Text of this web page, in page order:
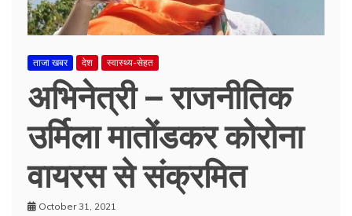
ताजा खबर देश स्वास्थ्य-सेहत
अभिनेत्री – राजनीतिक
उर्मिला मातोंडकर कोरोना
वायरस से संक्रमित
October 31, 2021